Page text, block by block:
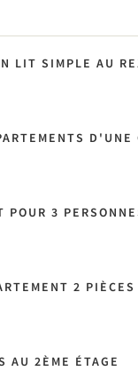
LIT SIMPLE AU
D'UNE
POUR 3
2
AU 2ÈME ÉTAGE